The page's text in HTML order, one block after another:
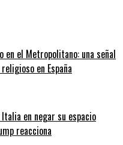
en el Metropolitano: una señal
en España
Italia en negar su espacio
reacciona